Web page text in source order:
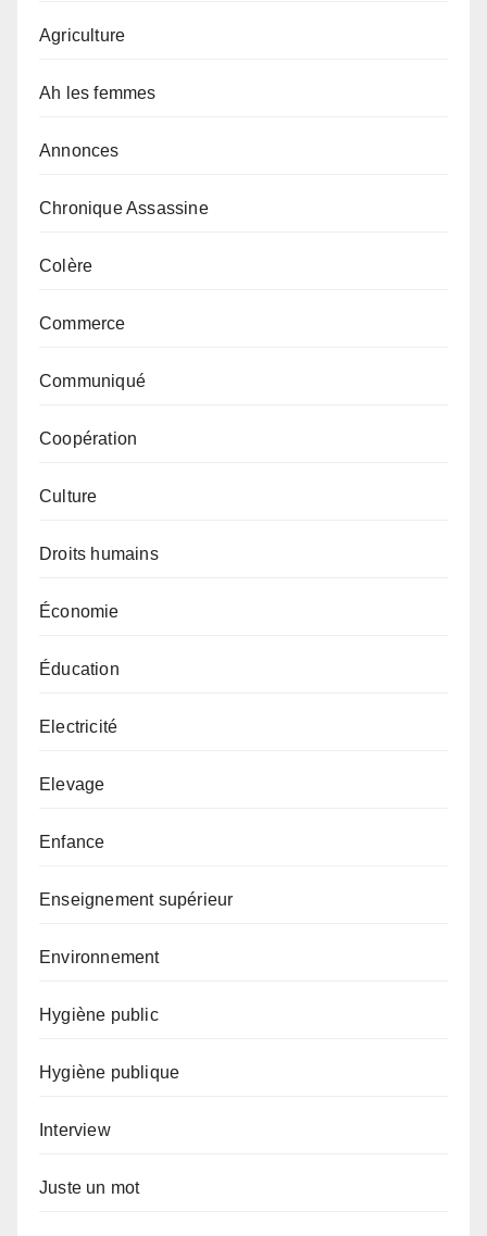
Agriculture
Ah les femmes
Annonces
Chronique Assassine
Colère
Commerce
Communiqué
Coopération
Culture
Droits humains
Économie
Éducation
Electricité
Elevage
Enfance
Enseignement supérieur
Environnement
Hygiène public
Hygiène publique
Interview
Juste un mot